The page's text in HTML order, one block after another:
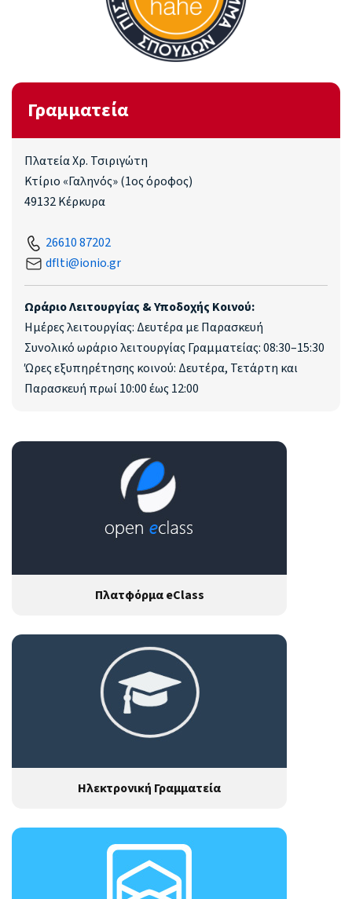
Γραμματεία
Πλατεία Χρ. Τσιριγώτη
Κτίριο «Γαληνός» (1ος όροφος)
49132 Κέρκυρα
26610 87202
dflti@ionio.gr
Ωράριο Λειτουργίας & Υποδοχής Κοινού:
Ημέρες λειτουργίας: Δευτέρα με Παρασκευή
Συνολικό ωράριο λειτουργίας Γραμματείας: 08:30–15:30
Ώρες εξυπηρέτησης κοινού: Δευτέρα, Τετάρτη και
Παρασκευή πρωί 10:00 έως 12:00
Πλατφόρμα eClass
Ηλεκτρονική Γραμματεία